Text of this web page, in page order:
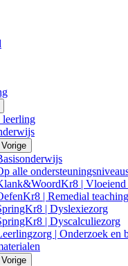
leerling
Vorige
alle
| Vloeiend
| Remedial teaching
| Dyslexiezorg
| Dyscalculiezorg
| Onderzoek en
Vorige